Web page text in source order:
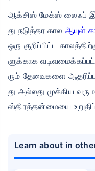
ஆக்சிஸ் மேக்ஸ் லைஃப்
து நடுத்தர கால ஆயுள்
ஒரு குறிப்பிட்ட
ளுக்காக
ரும் தேவைகளை
து அல்லது முக்கிய
ஸ்திரத்தன்மையை
Learn about in